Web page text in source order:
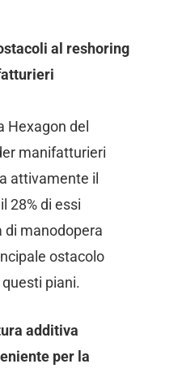
al reshoring
Hexagon del
manifatturieri
attivamente il
28% di essi
di manodopera
ostacolo
piani.
additiva
per la